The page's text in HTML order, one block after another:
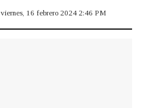
viernes, 16 febrero 2024 2:46 PM